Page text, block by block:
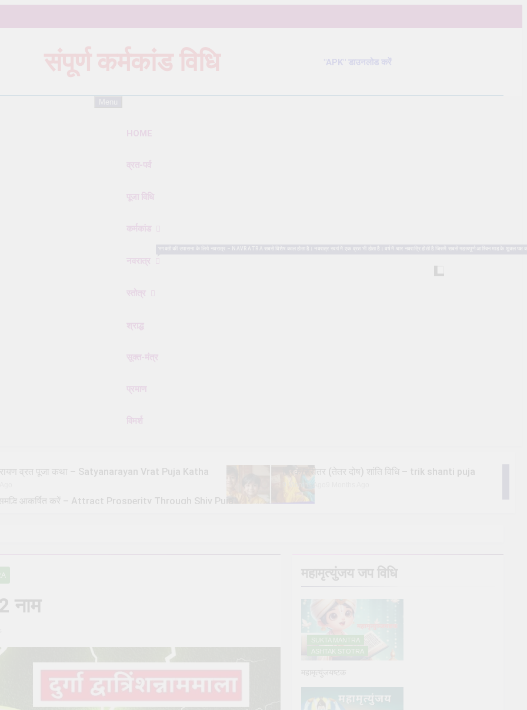
संपूर्ण कर्मकांड विधि "APK" डाउनलोड करें
HOME
व्रत-पर्व
पूजा विधि
कर्मकांड
नवरात्र
स्तोत्र
श्राद्ध
सूक्त-मंत्र
प्रमाण
विमर्श
व्रत पूजा कथा – Satyanarayan Vrat Puja Katha त्रिक/त्रीतर (तेतर दोष) शांति विधि – trik shanti puja
समृद्धि आकर्षित करें – Attract Prosperity Through Shiv Puja
प्रकार – The Different Types of Rudrabhishek
यह आवश्यक है? – Is Daily Sankalp Really Necessary?
काली पूजा (Kali Puja) की संपूर्ण विधि सूर्य देव को अर्घ्य देने के नियम और विधि : 70 सूर्य अर्घ्य मंत्र संस्कृत में
2 Years Ago
नाम
महामृत्युंजय जप विधि
SUKTA MANTRA
ASHTAK STOTRA
महामृत्युंजयष्टक